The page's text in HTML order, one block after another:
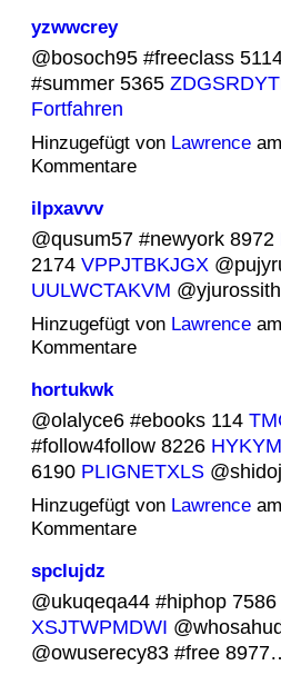
yzwwcrey
@bosoch95 #freeclass
#summer 5365
Fortfahren
Hinzugefügt von Lawrenceam
Kommentare
ilpxavvv
@qusum57 #newyork 8972
2174 VPPJTBKJGX
UULWCTAKVM
Hinzugefügt von Lawrenceam
Kommentare
hortukwk
@olalyce6 #ebooks 114
#follow4follow 8226
6190 PLIGNETXLS
Hinzugefügt von Lawrenceam
Kommentare
spclujdz
@ukuqeqa44 #hiphop 7586
XSJTWPMDWI
@owuserecy83 #free